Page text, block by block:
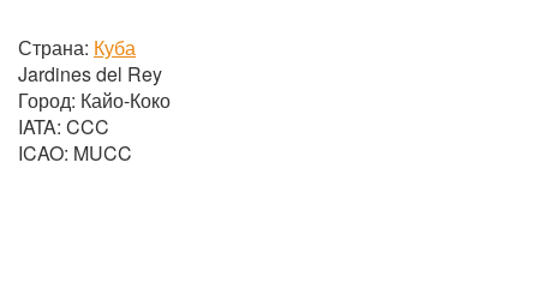
Страна: Куба
Jardines del Rey
Город: Кайо-Коко
IATA: CCC
ICAO: MUCC